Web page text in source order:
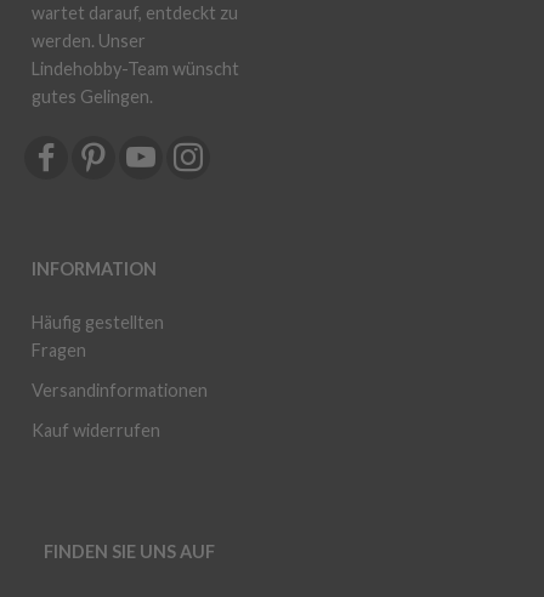
wartet darauf, entdeckt zu
werden. Unser
Lindehobby-Team wünscht
gutes Gelingen.
INFORMATION
Häufig gestellten
Fragen
Versandinformationen
Kauf widerrufen
FINDEN SIE UNS AUF